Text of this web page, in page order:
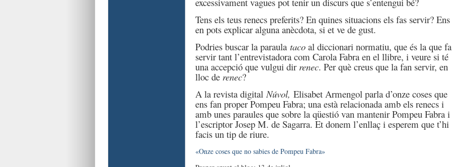
Tens els teus renecs preferits? En quines situacions els fas servir? Ens
en pots explicar alguna anècdota, si et ve de gust.
Podries buscar la paraula taco al diccionari normatiu, que és la que fa
servir tant l’entrevistadora com Carola Fabra en el llibre, i veure si té
una accepció que vulgui dir renec. Per què creus que la fan servir, en
lloc de renec?
A la revista digitalNúvol, Elisabet Armengol parla d’onze coses que
ens fan proper Pompeu Fabra; una està relacionada amb els renecs i
amb unes paraules que sobre la qüestió van mantenir Pompeu Fabra i
l’escriptor Josep M. de Sagarra. Et donem l’enllaç i esperem que t’hi
facis un tip de riure.
«Onze coses que no sabies de Pompeu Fabra»